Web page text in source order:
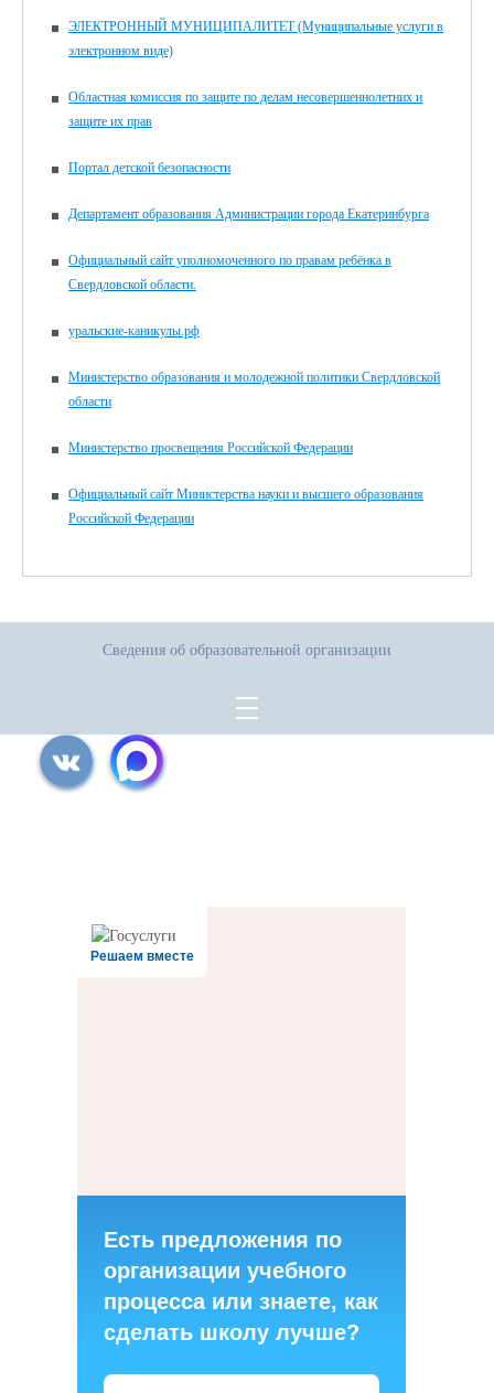
ЭЛЕКТРОННЫЙ МУНИЦИПАЛИТЕТ (Муниципальные услуги в
электронном виде)
Областная комиссия по защите по делам несовершеннолетних и
защите их прав
Портал детской безопасности
Департамент образования Администрации города Екатеринбурга
Официальный сайт уполномоченного по правам ребёнка в
Свердловской области.
уральские-каникулы.рф
Министерство образования и молодежной политики Свердловской
области
Министерство просвещения Российской Федерации
Официальный сайт Министерства науки и высшего образования
Российской Федерации
Сведения об образовательной организации
Решаем вместе
Есть предложения по
организации учебного
процесса или знаете, как
сделать школу лучше?